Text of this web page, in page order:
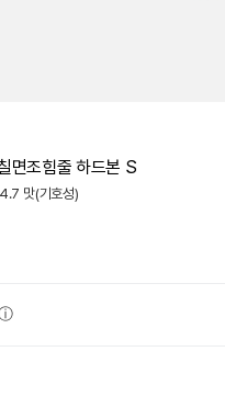
면조힘줄 하드본 S
4.7 맛(기호성)